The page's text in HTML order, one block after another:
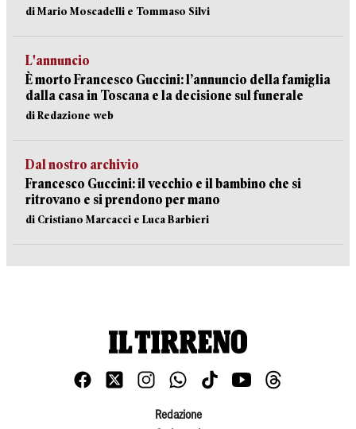
di Mario Moscadelli e Tommaso Silvi
L'annuncio
È morto Francesco Guccini: l’annuncio della famiglia
dalla casa in Toscana e la decisione sul funerale
di Redazione web
Dal nostro archivio
Francesco Guccini: il vecchio e il bambino che si
ritrovano e si prendono per mano
di Cristiano Marcacci e Luca Barbieri
Redazione